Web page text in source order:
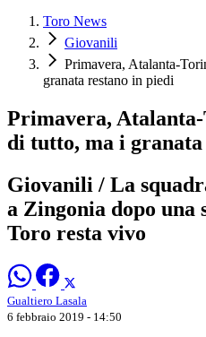
Toro News
Giovanili
Primavera, Atalanta-
granata restano in piedi
Primavera, Atalanta-
di tutto, ma i
Giovanili / La
a Zingonia dopo una
Toro resta vivo
Gualtiero Lasala
6 febbraio 2019 - 14:50